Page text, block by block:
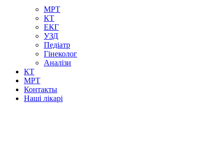
МРТ
КТ
ЕКГ
УЗД
Педіатр
Гінеколог
Аналізи
КТ
МРТ
Контакты
Наші лікарі